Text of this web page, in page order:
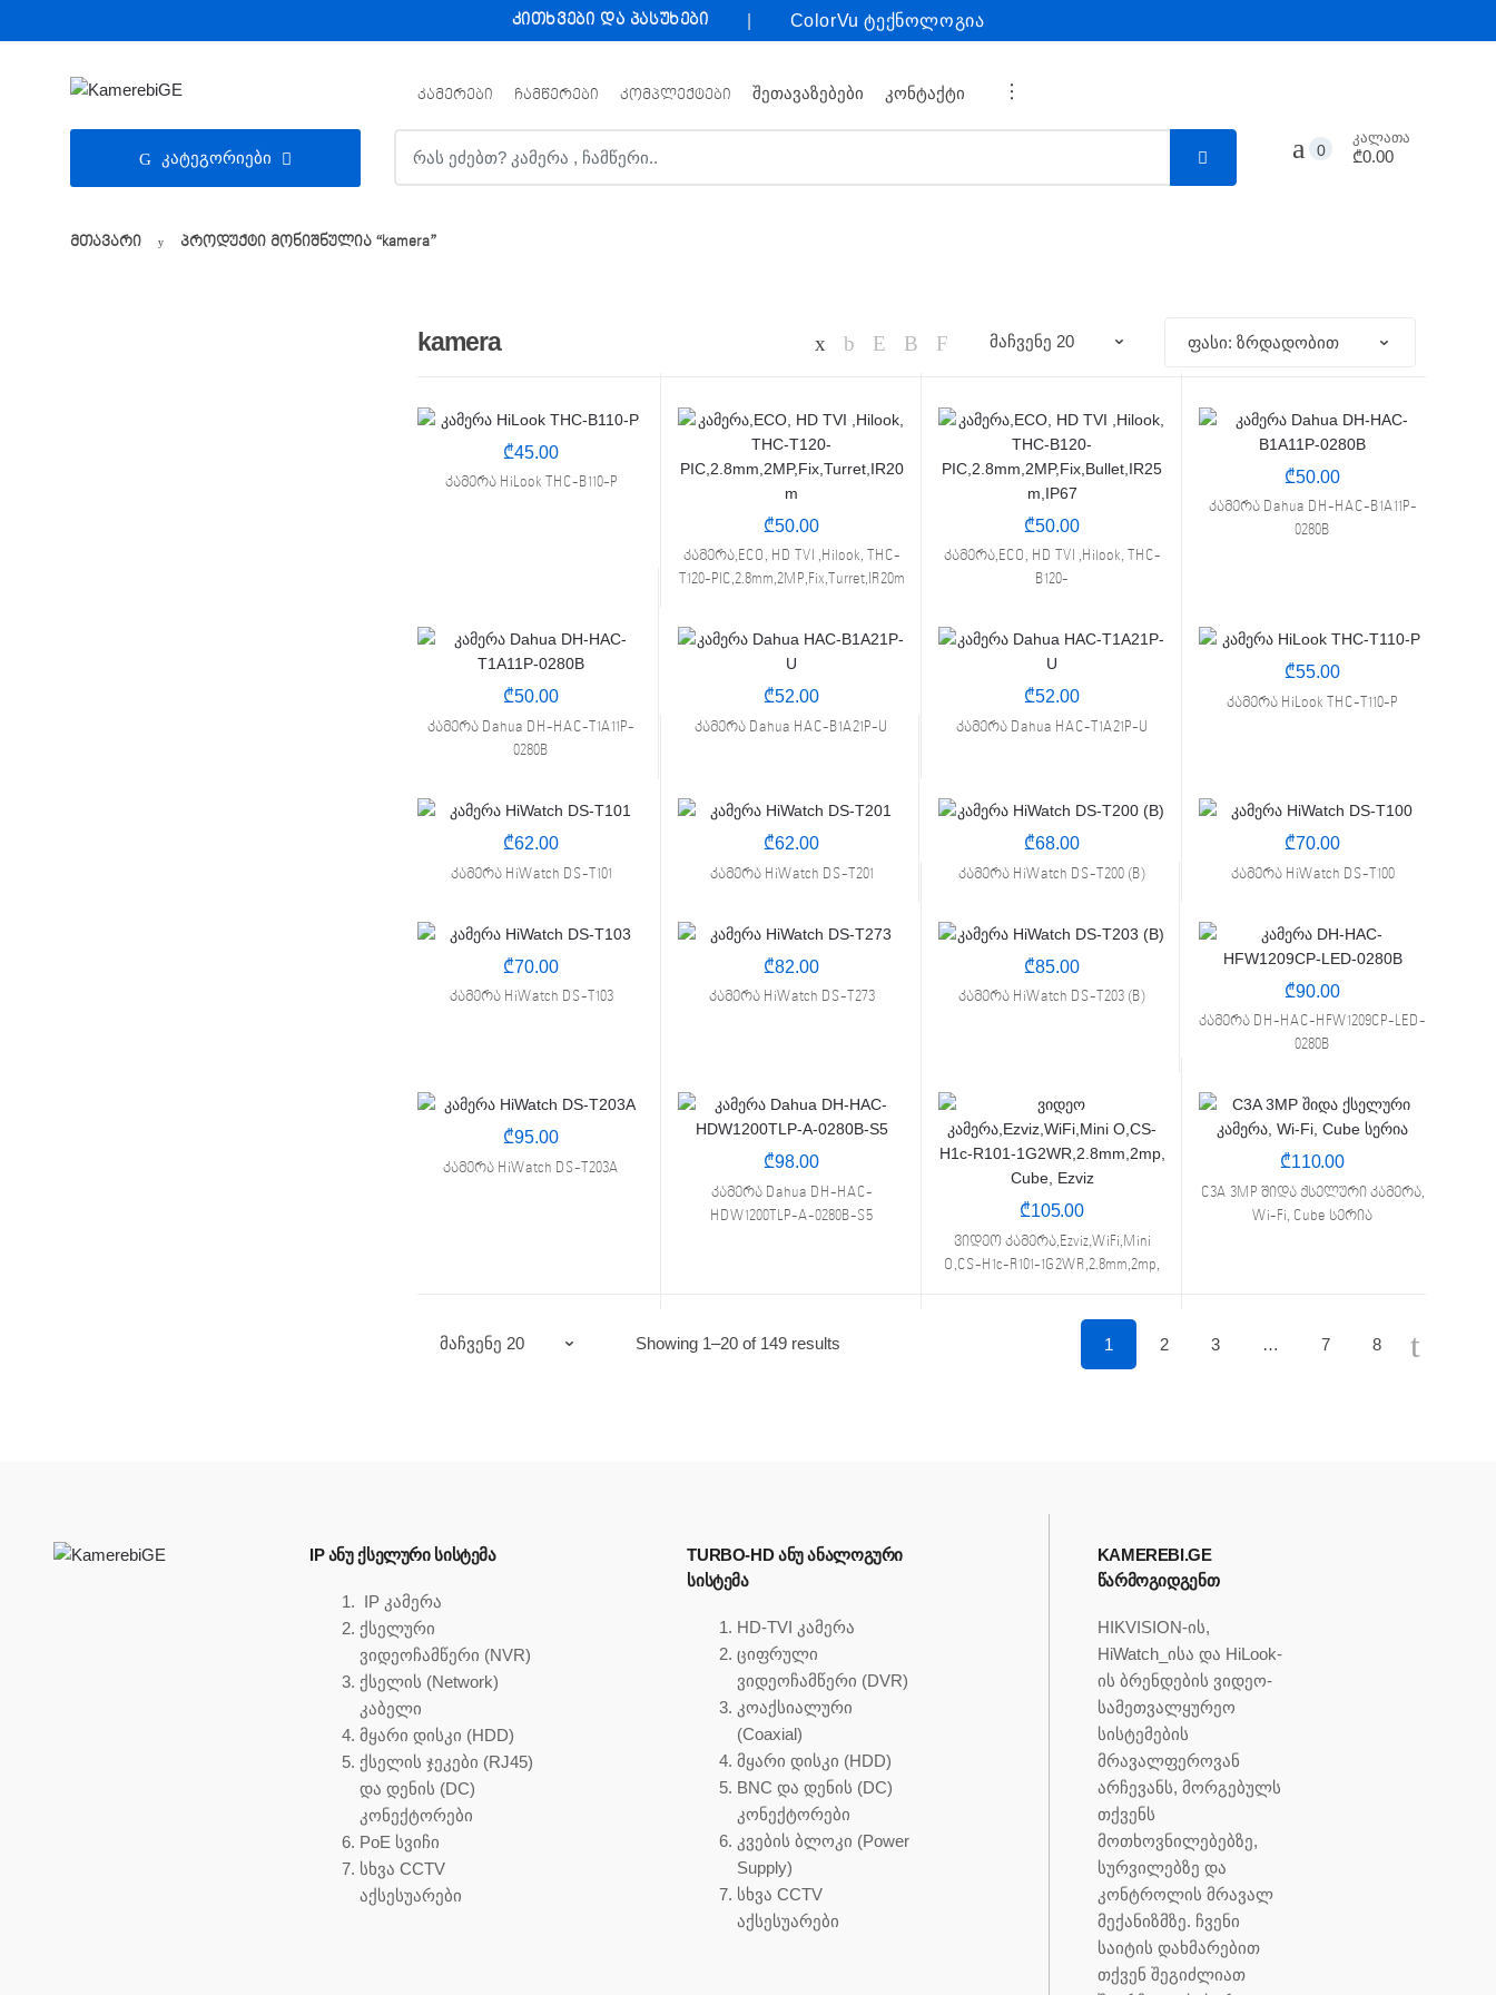
to
to
კითხვები და პასუხები ColorVu ტექნოლოგია
ᲙᲐᲛᲔᲠᲔᲑᲘ ᲩᲐᲛᲬᲔᲠᲔᲑᲘ ᲙᲝᲛᲞᲚᲔᲥᲢᲔᲑᲘ ᲨᲔᲗᲐᲕᲐᲖᲔᲑᲔᲑᲘ ᲙᲝᲜᲢᲐᲥᲢᲘ ...
კატეგორიები 0
კალათა
₾0.00
მთავარი პროდუქტი მონიშნულია “kamera”
kamera
₾45.00
კამერა HiLook THC-B110-P
₾50.00
კამერა,ECO, HD TVI ,Hilook, THC-
T120-PIC,2.8mm,2MP,Fix,Turret,IR20m
₾50.00
კამერა,ECO, HD TVI ,Hilook, THC-
B120-
₾50.00
კამერა Dahua DH-HAC-B1A11P-
0280B
₾50.00
კამერა Dahua DH-HAC-T1A11P-
0280B
₾52.00
კამერა Dahua HAC-B1A21P-U
₾52.00
კამერა Dahua HAC-T1A21P-U
₾55.00
კამერა HiLook THC-T110-P
₾62.00
კამერა HiWatch DS-T101
₾62.00
კამერა HiWatch DS-T201
₾68.00
კამერა HiWatch DS-T200 (B)
₾70.00
კამერა HiWatch DS-T100
₾70.00
კამერა HiWatch DS-T103
₾82.00
კამერა HiWatch DS-T273
₾85.00
კამერა HiWatch DS-T203 (B) ₾90.00
კამერა DH-HAC-HFW1209CP-LED-
0280B
₾95.00
კამერა HiWatch DS-T203A ₾98.00
კამერა Dahua DH-HAC-
HDW1200TLP-A-0280B-S5
₾105.00
ვიდეო კამერა,Ezviz,WiFi,Mini
O,CS-H1c-R101-1G2WR,2.8mm,2mp,
₾110.00
C3A 3MP შიდა ქსელური კამერა,
Wi-Fi, Cube სერია
Showing 1–20 of 149 results 1 2 3 … 7 8
IP ᲐᲜᲣ ᲥᲡᲔᲚᲣᲠᲘ ᲡᲘᲡᲢᲔᲛᲐ
IP კამერა
ქსელური
ვიდეოჩამწერი (NVR)
ქსელის (Network)
კაბელი
მყარი დისკი (HDD)
ქსელის ჯეკები (RJ45)
და დენის (DC)
კონექტორები
PoE სვიჩი
სხვა CCTV
აქსესუარები
TURBO-HD ᲐᲜᲣ ᲐᲜᲐᲚᲝᲒᲣᲠᲘ
ᲡᲘᲡᲢᲔᲛᲐ
HD-TVI კამერა
ციფრული
ვიდეოჩამწერი (DVR)
კოაქსიალური
(Coaxial)
მყარი დისკი (HDD)
BNC და დენის (DC)
კონექტორები
კვების ბლოკი (Power
Supply)
სხვა CCTV
აქსესუარები
KAMEREBI.GE
ᲬᲐᲠᲛᲝᲒᲘᲓᲒᲔᲜᲗ
HIKVISION-ის,
HiWatch_ისა და HiLook-
ის ბრენდების ვიდეო-
სამეთვალყურეო
სისტემების
მრავალფეროვან
არჩევანს, მორგებულს
თქვენს
მოთხოვნილებებზე,
სურვილებზე და
კონტროლის მრავალ
მექანიზმზე. ჩვენი
საიტის დახმარებით
თქვენ შეგიძლიათ